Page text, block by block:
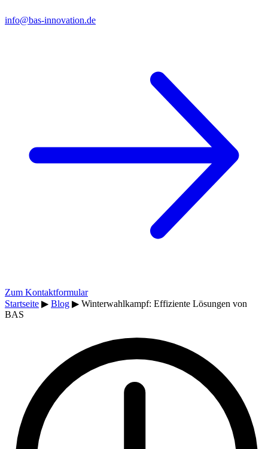
info@bas-innovation.de
Zum Kontaktformular
Startseite ▶ Blog ▶ Winterwahlkampf: Effiziente Lösungen von
BAS